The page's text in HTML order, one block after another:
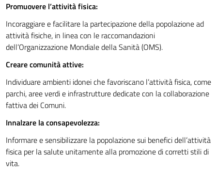
Promuovere l’attività fisica:
Incoraggiare e facilitare la partecipazione della popolazione ad
attività fisiche, in linea con le raccomandazioni
dell’Organizzazione Mondiale della Sanità (OMS).
Creare comunità attive:
Individuare ambienti idonei che favoriscano l’attività fisica, come
parchi, aree verdi e infrastrutture dedicate con la collaborazione
fattiva dei Comuni.
Innalzare la consapevolezza:
Informare e sensibilizzare la popolazione sui benefici dell’attività
fisica per la salute unitamente alla promozione di corretti stili di
vita.